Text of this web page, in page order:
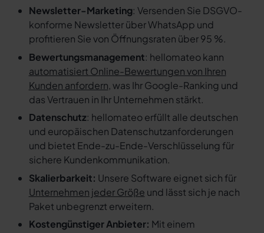
Newsletter-Marketing: Versenden Sie DSGVO-
konforme Newsletter über WhatsApp und
profitieren Sie von Öffnungsraten über 95 %.
Bewertungsmanagement: hellomateo kann
automatisiert Online-Bewertungen von Ihren
Kunden anfordern, was Ihr Google-Ranking und
das Vertrauen in Ihr Unternehmen stärkt.
Datenschutz: hellomateo erfüllt alle deutschen
und europäischen Datenschutzanforderungen
und bietet Ende-zu-Ende-Verschlüsselung für
sichere Kundenkommunikation.
Skalierbarkeit: Unsere Software eignet sich für
Unternehmen jeder Größe und lässt sich je nach
Paket unbegrenzt erweitern.
Kostengünstiger Anbieter: Mit einem